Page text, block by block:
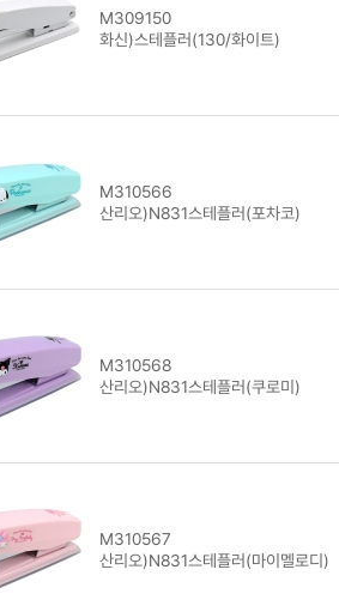
M309150
화신)스테플러(130/화이트)
M310566
산리오)N831스테플러(포차코)
M310568
산리오)N831스테플러(쿠로미)
M310567
산리오)N831스테플러(마이멜로디)